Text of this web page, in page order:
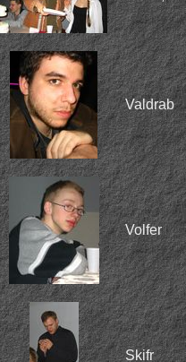
Valdrab
Volfer
Skifr